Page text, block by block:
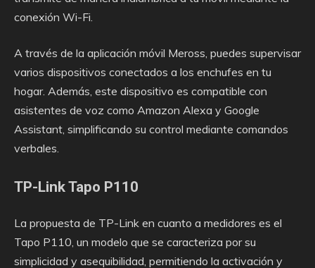
conexión Wi-Fi.
A través de la aplicación móvil Meross, puedes supervisar
varios dispositivos conectados a los enchufes en tu
hogar. Además, este dispositivo es compatible con
asistentes de voz como Amazon Alexa y Google
Assistant, simplificando su control mediante comandos
verbales.
TP-Link Tapo P110
La propuesta de TP-Link en cuanto a medidores es el
Tapo P110, un modelo que se caracteriza por su
simplicidad y asequibilidad, permitiendo la activación y